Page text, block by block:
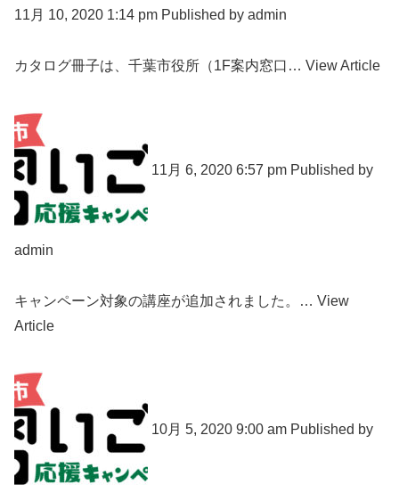
11月 10, 2020 1:14 pm Published by admin
カタログ冊子は、千葉市役所（1F案内窓口… View Article
11月 6, 2020 6:57 pm Published by
admin
キャンペーン対象の講座が追加されました。… View
Article
10月 5, 2020 9:00 am Published by